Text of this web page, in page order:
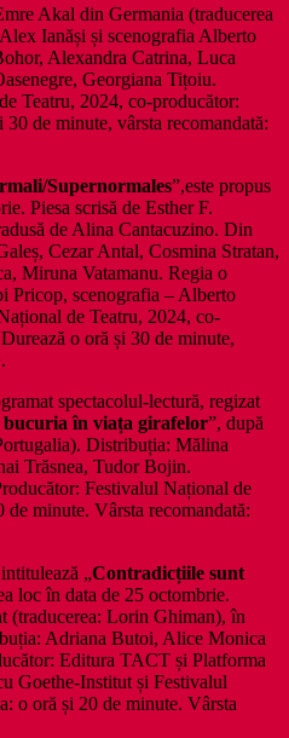
Akal din Germania (traducerea
Ianăși și scenografia Alberto
Alexandra Catrina, Luca
Georgiana Tițoiu.
Teatru, 2024, co-producător:
de minute, vârsta recomandată:
Supernormales”,este propus
Piesa scrisă de Esther F.
de Alina Cantacuzino. Din
Cezar Antal, Cosmina Stratan,
Miruna Vatamanu. Regia o
Pricop, scenografia – Alberto
de Teatru, 2024, co-
o oră și 30 de minute,
spectacolul-lectură, regizat
bucuria în viața girafelor”, după
Distribuția: Mălina
Trăsnea, Tudor Bojin.
Festivalul Național de
minute. Vârsta recomandată:
„Contradicțiile sunt
loc în data de 25 octombrie.
(traducerea: Lorin Ghiman), în
Adriana Butoi, Alice Monica
Editura TACT și Platforma
Goethe-Institut și Festivalul
o oră și 20 de minute. Vârsta